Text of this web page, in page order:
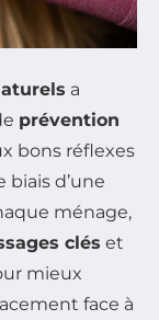
a
prévention
bons réflexes
biais d’une
ménage,
clés et
mieux
face à